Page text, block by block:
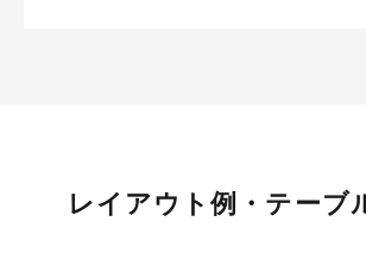
レイアウト例・テーブ